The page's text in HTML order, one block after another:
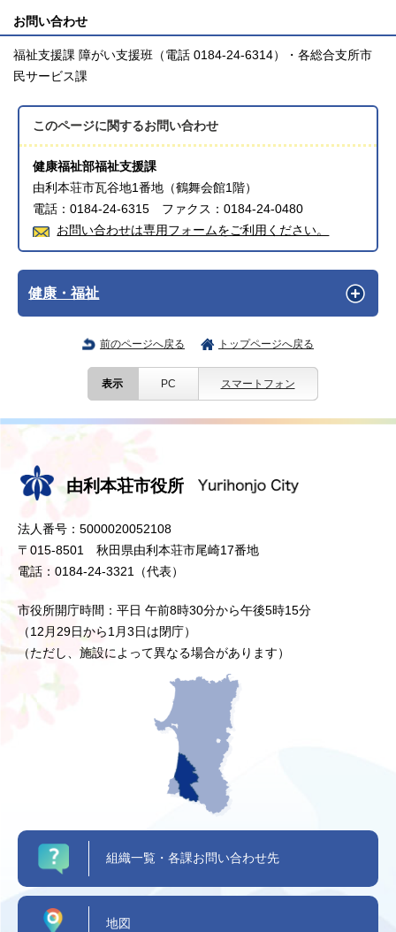
お問い合わせ
福祉支援課 障がい支援班（電話 0184-24-6314）・各総合支所市
民サービス課
このページに関するお問い合わせ
健康福祉部福祉支援課
由利本荘市瓦谷地1番地（鶴舞会館1階）
電話：0184-24-6315 ファクス：0184-24-0480
お問い合わせは専用フォームをご利用ください。
健康・福祉
前のページへ戻る トップページへ戻る
表示 PC スマートフォン
由利本荘市役所
法人番号：5000020052108
〒015-8501 秋田県由利本荘市尾崎17番地
電話：0184-24-3321（代表）
市役所開庁時間：平日 午前8時30分から午後5時15分
（12月29日から1月3日は閉庁）
（ただし、施設によって異なる場合があります）
組織一覧・各課お問い合わせ先
地図